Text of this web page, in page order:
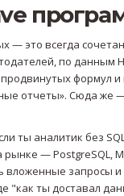
— это всегда
по данным
формул
отчеты». Сюда же
ты аналитик без
рынке — PostgreSQL,
вложенные запросы
"как ты доставал